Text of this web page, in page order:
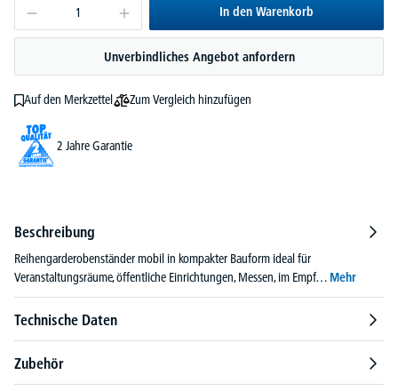
In den Warenkorb
Unverbindliches Angebot anfordern
Auf den Merkzettel Zum Vergleich hinzufügen
2 Jahre Garantie
Beschreibung
Reihengarderobenständer mobil in kompakter Bauform ideal für
Veranstaltungsräume, öffentliche Einrichtungen, Messen, im Empf… Mehr
Technische Daten
Zubehör